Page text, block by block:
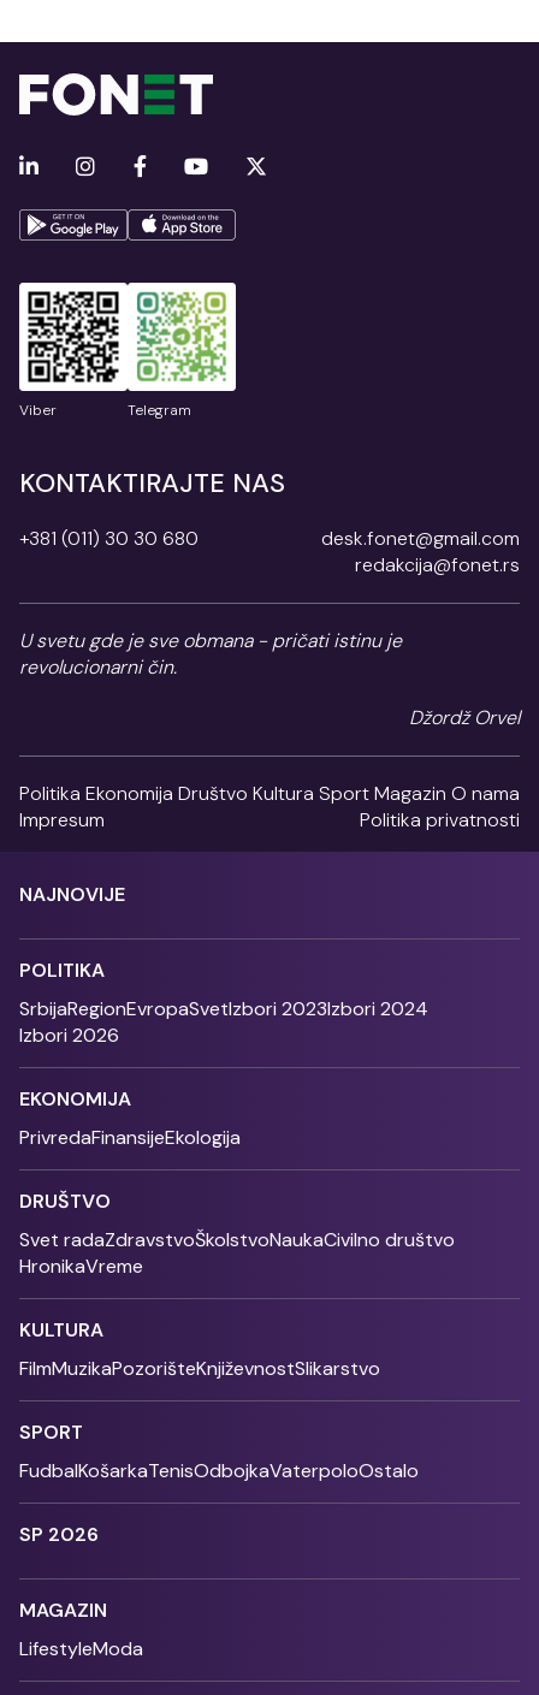
Viber Telegram
KONTAKTIRAJTE NAS
+381 (011) 30 30 680
desk.fonet@gmail.com
redakcija@fonet.rs
U svetu gde je sve obmana - pričati istinu je
revolucionarni čin.
Džordž Orvel
Politika Ekonomija Društvo Kultura SportMagazin O nama
Impresum
Politika privatnosti
NAJNOVIJE
POLITIKA
SrbijaRegionEvropaSvetIzbori 2023Izbori 2024
Izbori 2026
EKONOMIJA
PrivredaFinansijeEkologija
DRUŠTVO
Svet radaZdravstvoŠkolstvoNaukaCivilno društvo
HronikaVreme
KULTURA
FilmMuzikaPozorišteKnjiževnostSlikarstvo
SPORT
FudbalKošarkaTenisOdbojkaVaterpoloOstalo
SP 2026
MAGAZIN
LifestyleModa